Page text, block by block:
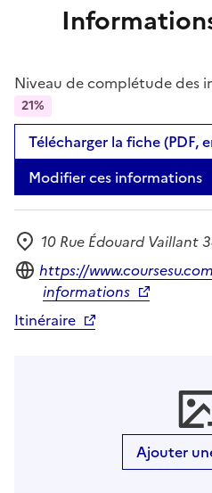
Niveau de complétude des
21%
Télécharger la fiche (PDF,
Modifier ces informations
Adresse
10 Rue Édouard Vaillant
Site internet
https://
informations
Itinéraire
Ajouter